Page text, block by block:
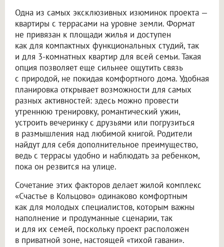
Одна из самых эксклюзивных изюминок проекта —
квартиры с террасами на уровне земли. Формат
не привязан к площади жилья и доступен
как для компактных функциональных студий, так
и для 3-комнатных квартир для всей семьи. Такая
опция позволяет еще сильнее ощутить связь
с природой, не покидая комфортного дома. Удобная
планировка открывает возможности для самых
разных активностей: здесь можно провести
утреннюю тренировку, романтический ужин,
устроить вечеринку с друзьями или погрузиться
в размышления над любимой книгой. Родители
найдут для себя дополнительное преимущество,
ведь с террасы удобно и наблюдать за ребенком,
пока он резвится на улице.
Сочетание этих факторов делает жилой комплекс
«Счастье в Кольцово» одинаково комфортным
как для молодых специалистов, которым важны
наполнение и продуманные сценарии, так
и для их семей, поскольку проект расположен
в приватной зоне, настоящей «тихой гавани».